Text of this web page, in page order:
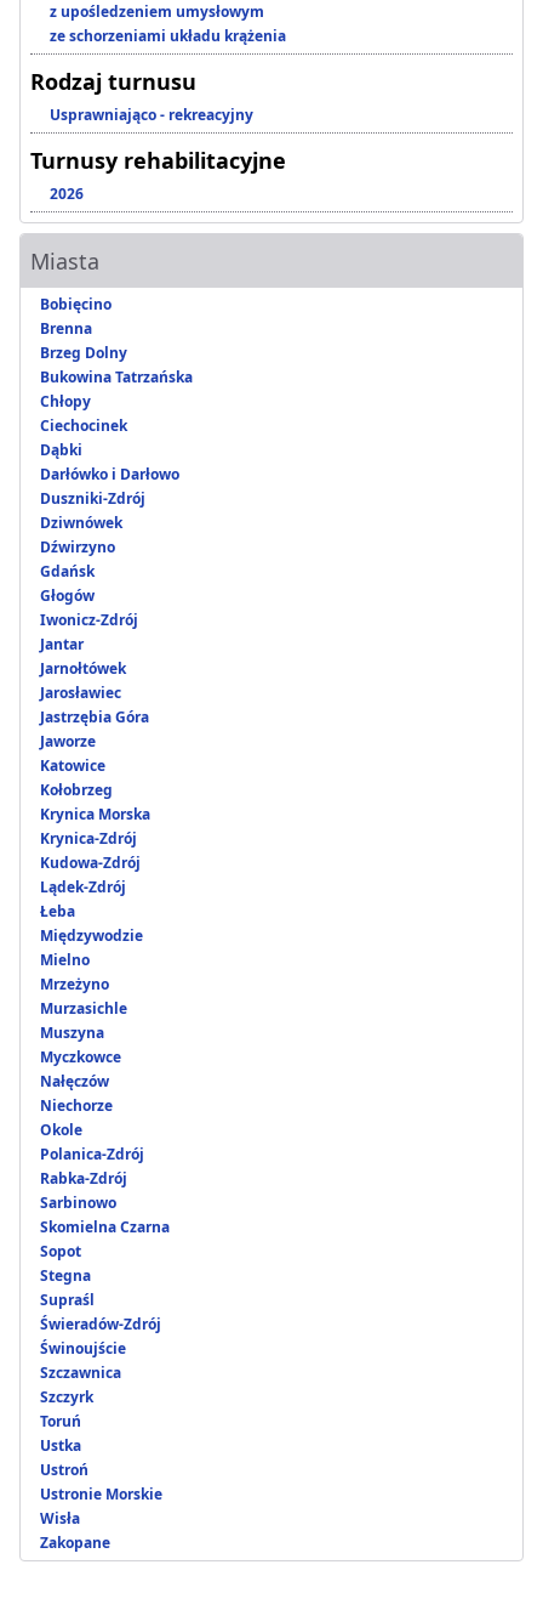
z upośledzeniem umysłowym
ze schorzeniami układu krążenia
Rodzaj turnusu
Usprawniająco - rekreacyjny
Turnusy rehabilitacyjne
2026
Miasta
Bobięcino
Brenna
Brzeg Dolny
Bukowina Tatrzańska
Chłopy
Ciechocinek
Dąbki
Darłówko i Darłowo
Duszniki-Zdrój
Dziwnówek
Dźwirzyno
Gdańsk
Głogów
Iwonicz-Zdrój
Jantar
Jarnołtówek
Jarosławiec
Jastrzębia Góra
Jaworze
Katowice
Kołobrzeg
Krynica Morska
Krynica-Zdrój
Kudowa-Zdrój
Lądek-Zdrój
Łeba
Międzywodzie
Mielno
Mrzeżyno
Murzasichle
Muszyna
Myczkowce
Nałęczów
Niechorze
Okole
Polanica-Zdrój
Rabka-Zdrój
Sarbinowo
Skomielna Czarna
Sopot
Stegna
Supraśl
Świeradów-Zdrój
Świnoujście
Szczawnica
Szczyrk
Toruń
Ustka
Ustroń
Ustronie Morskie
Wisła
Zakopane